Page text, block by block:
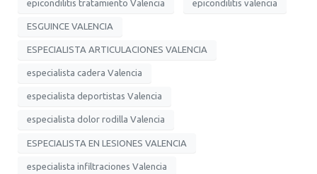
epicondilitis tratamiento Valencia epicondilitis valencia
ESGUINCE VALENCIA
ESPECIALISTA ARTICULACIONES VALENCIA
especialista cadera Valencia
especialista deportistas Valencia
especialista dolor rodilla Valencia
ESPECIALISTA EN LESIONES VALENCIA
especialista infiltraciones Valencia